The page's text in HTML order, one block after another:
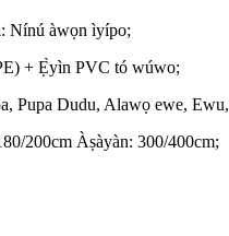
Nínú àwọn ìyípo;
+ Ẹ̀yìn PVC tó wúwo;
Pupa Dudu, Alawọ ewe,
200cm Àṣàyàn: 300/400cm;